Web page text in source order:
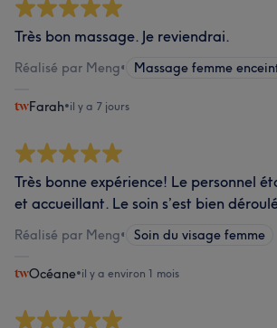
Très bon massage. Je reviendrai.
Réalisé par Meng• Massage femme
Farah•il y a 7 jours
Très bonne expérience! Le personnel
et accueillant. Le soin s’est bien
Réalisé par Meng• Soin du visage femme
Océane•il y a environ 1 mois